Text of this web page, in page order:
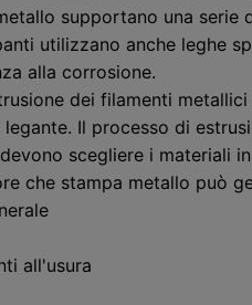
supportano una
utilizzano anche leghe
alla corrosione.
dei filamenti
Il processo di
scegliere i materiali
che stampa metallo può
all'usura